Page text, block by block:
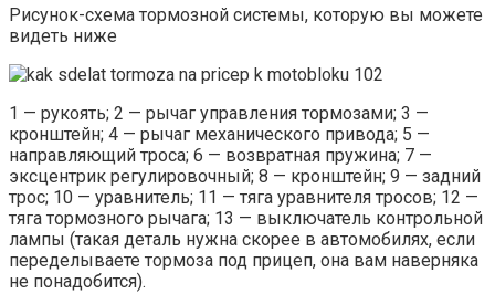
Рисунок-схема тормозной системы, которую вы можете
видеть ниже
1 — рукоять; 2 — рычаг управления тормозами; 3 —
кронштейн; 4 — рычаг механического привода; 5 —
направляющий троса; 6 — возвратная пружина; 7 —
эксцентрик регулировочный; 8 — кронштейн; 9 — задний
трос; 10 — уравнитель; 11 — тяга уравнителя тросов; 12 —
тяга тормозного рычага; 13 — выключатель контрольной
лампы (такая деталь нужна скорее в автомобилях, если
переделываете тормоза под прицеп, она вам наверняка
не понадобится).